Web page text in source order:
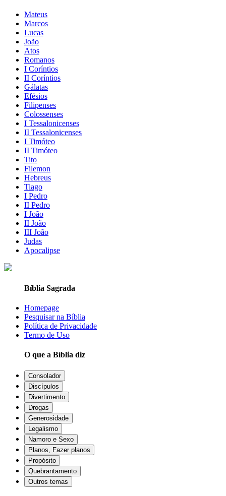
Mateus
Marcos
Lucas
João
Atos
Romanos
I Coríntios
II Coríntios
Gálatas
Efésios
Filipenses
Colossenses
I Tessalonicenses
II Tessalonicenses
I Timóteo
II Timóteo
Tito
Filemon
Hebreus
Tiago
I Pedro
II Pedro
I João
II João
III João
Judas
Apocalipse
Bíblia Sagrada
Homepage
Pesquisar na Bíblia
Política de Privacidade
Termo de Uso
O que a Bíblia diz
Consolador
Discípulos
Divertimento
Drogas
Generosidade
Legalismo
Namoro e Sexo
Planos, Fazer planos
Propósito
Quebrantamento
Outros temas